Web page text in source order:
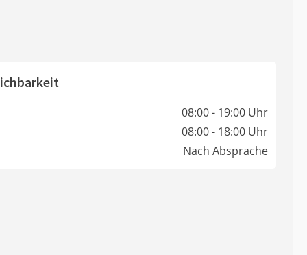
08:00 - 19:00 Uhr
08:00 - 18:00 Uhr
Nach Absprache